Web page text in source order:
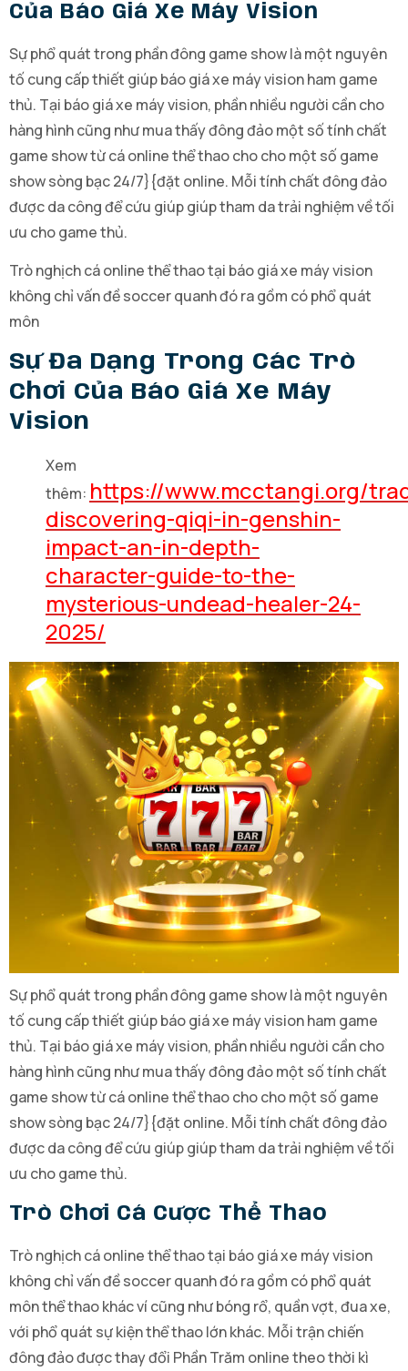
Của Báo Giá Xe Máy Vision
Sự phổ quát trong phần đông game show là một nguyên
tố cung cấp thiết giúp báo giá xe máy vision ham game
thủ. Tại báo giá xe máy vision, phần nhiều người cần cho
hàng hình cũng như mua thấy đông đảo một số tính chất
game show từ cá online thể thao cho cho một số game
show sòng bạc 24/7}{đặt online. Mỗi tính chất đông đảo
được da công để cứu giúp giúp tham da trải nghiệm về tối
ưu cho game thủ.
Trò nghịch cá online thể thao tại báo giá xe máy vision
không chỉ vấn đề soccer quanh đó ra gồm có phổ quát
môn
Sự Đa Dạng Trong Các Trò
Chơi Của Báo Giá Xe Máy
Vision
Xem
thêm: https://www.mcctangi.org/
discovering-qiqi-in-genshin-
impact-an-in-depth-
character-guide-to-the-
mysterious-undead-healer-24-
2025/
Sự phổ quát trong phần đông game show là một nguyên
tố cung cấp thiết giúp báo giá xe máy vision ham game
thủ. Tại báo giá xe máy vision, phần nhiều người cần cho
hàng hình cũng như mua thấy đông đảo một số tính chất
game show từ cá online thể thao cho cho một số game
show sòng bạc 24/7}{đặt online. Mỗi tính chất đông đảo
được da công để cứu giúp giúp tham da trải nghiệm về tối
ưu cho game thủ.
Trò Chơi Cá Cược Thể Thao
Trò nghịch cá online thể thao tại báo giá xe máy vision
không chỉ vấn đề soccer quanh đó ra gồm có phổ quát
môn thể thao khác ví cũng như bóng rổ, quần vợt, đua xe,
với phổ quát sự kiện thể thao lớn khác. Mỗi trận chiến
đông đảo được thay đổi Phần Trăm online theo thời kì